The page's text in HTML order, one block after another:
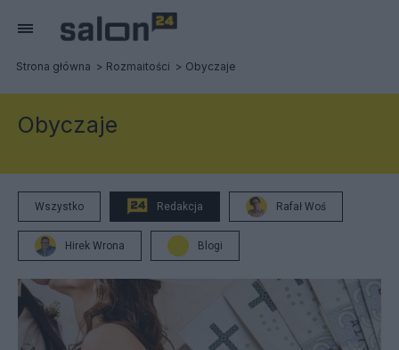
Strona główna Rozmaitości Obyczaje
Obyczaje
Wszystko Redakcja Rafał Woś
Hirek Wrona Blogi